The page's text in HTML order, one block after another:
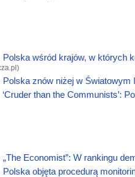
Polska wśród krajów, w których
)
Polska znów niżej w Światowym
‘Cruder than the Communists’:
„The Economist”: W rankingu
Polska objęta procedurą